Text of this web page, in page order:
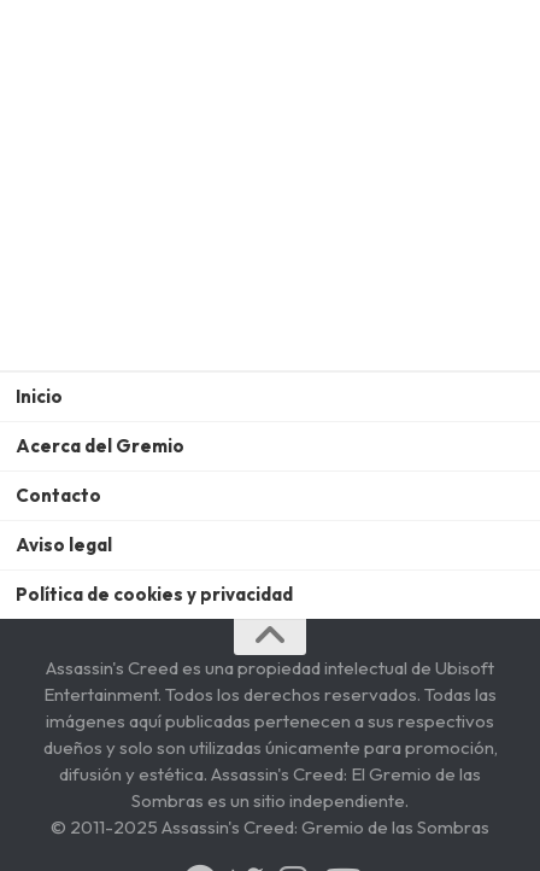
Inicio
Acerca del Gremio
Contacto
Aviso legal
Política de cookies y privacidad
Assassin's Creed es una propiedad intelectual de Ubisoft
Entertainment. Todos los derechos reservados. Todas las
imágenes aquí publicadas pertenecen a sus respectivos
dueños y solo son utilizadas únicamente para promoción,
difusión y estética. Assassin's Creed: El Gremio de las
Sombras es un sitio independiente.
© 2011-2025 Assassin's Creed: Gremio de las Sombras